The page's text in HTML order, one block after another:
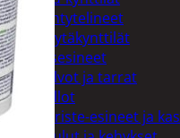
Lyhtytelineet
Pöytäkynttilät
Sisustusesineet
Kalvot ja tarrat
Kellot
Koriste-esineet ja